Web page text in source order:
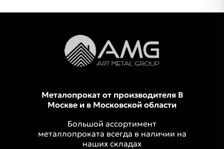
Металопрокат от производителя В
Москве и в Московской области
Большой ассортимент
металлопроката всегда в наличии на
наших складах